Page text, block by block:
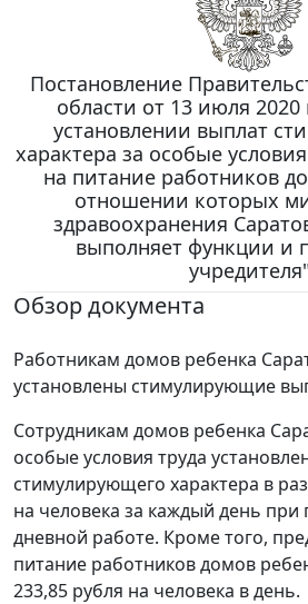
Постановление
области от 13 июля
установлении выплат
характера за особые
на питание работников
отношении которых
здравоохранения
выполняет функции и
Обзор документа
Работникам домов ребенка
установлены стимулирующие
Сотрудникам домов ребенка
особые условия труда
стимулирующего характера в
на человека за каждый день
дневной работе. Кроме того,
питание работников домов
233,85 рубля на человека в день.